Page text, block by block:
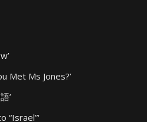
Met Ms Jones?’
’
“Israel”‘